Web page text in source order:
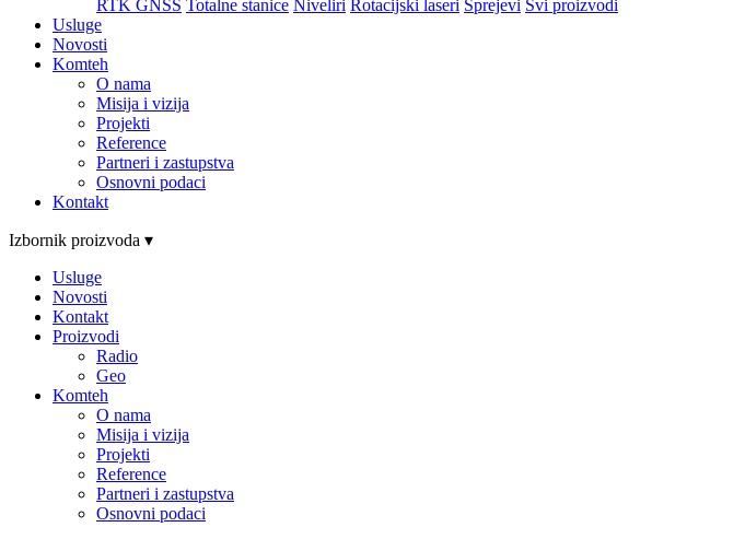
RTK GNSS Totalne stanice Niveliri Rotacijski laseri Sprejevi Svi proizvodi
Usluge
Novosti
Komteh
O nama
Misija i vizija
Projekti
Reference
Partneri i zastupstva
Osnovni podaci
Kontakt
Izbornik proizvoda ▾
Usluge
Novosti
Kontakt
Proizvodi
Radio
Geo
Komteh
O nama
Misija i vizija
Projekti
Reference
Partneri i zastupstva
Osnovni podaci